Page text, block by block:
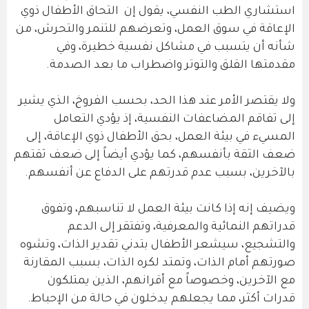
استشاري الطب النفسي، يقول إن التحاق الأطفال ذوي
الإعاقة في سوق العمل، وتعرضهم للتنمر والتحرش، من
شأنه أن يتسبب في مشاكل نفسية خطيرة، وفي
مقدمتها القلق والتوتر واضطراب ما بعد الصدمة.
ولا يقتصر الأمر عند هذا الحد، بحسب الفروخ، الذي يشير
إلى تفاقم المضاعفات النفسية، إذ يؤدي التعامل
المسيء في بيئة العمل، بحق الأطفال ذوي الإعاقة، إلى
ضعف الثقة بأنفسهم، كما يؤدي أيضاً إلى ضعف ثقتهم
بالآخرين، بسبب عدم قدرتهم على الدفاع عن أنفسهم.
ويضيف إنه إذا كانت بيئة العمل لا تناسبهم، وتفوق
قدراتهم النمائية والمعرفية، وتفتقر إلى الدعم
والتشجيع، سيشعر الأطفال بتدني تقدير الذات، وتشوه
صورتهم أمام الذات، وتمتد لكره الذات، بسبب المقارنة
مع الآخرين، وخصوصاً مع أقرانهم، الذين يمتلكون
قدرات أكثر، مما يجعلهم يدخلون في حالة من الإحباط.